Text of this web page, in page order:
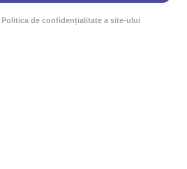
Politica de confidențialitate a site-ului